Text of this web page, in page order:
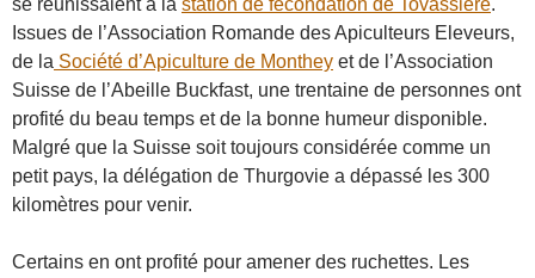
Issues de l’Association Romande des Apiculteurs Eleveurs,
de la Société d’Apiculture de Monthey et de l’Association
Suisse de l’Abeille Buckfast, une trentaine de personnes ont
profité du beau temps et de la bonne humeur disponible.
Malgré que la Suisse soit toujours considérée comme un
petit pays, la délégation de Thurgovie a dépassé les 300
kilomètres pour venir.
Certains en ont profité pour amener des ruchettes. Les